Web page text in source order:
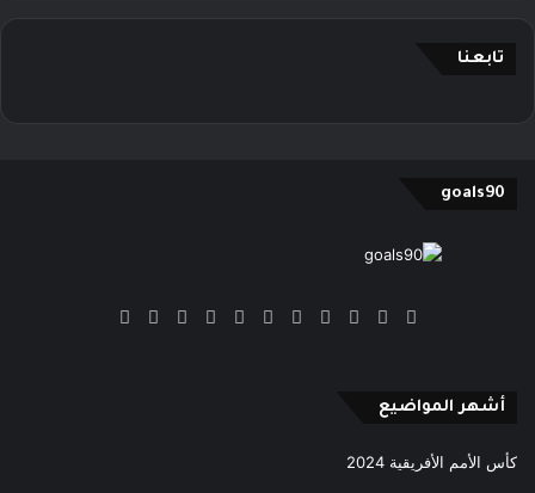
تابعنا
goals90
فيسبوك
‫X بينتيريست
‫YouTube انستقرام‫TikTokملخصGoogle
أشهر المواضيع
كأس الأمم الأفريقية 2024